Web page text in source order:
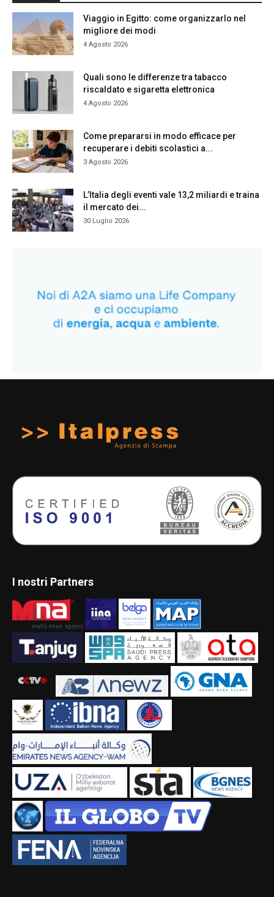
Viaggio in Egitto: come organizzarlo nel
migliore dei modi
4 Agosto 2026
Quali sono le differenze tra tabacco
riscaldato e sigaretta elettronica
4 Agosto 2026
Come prepararsi in modo efficace per
recuperare i debiti scolastici a...
3 Agosto 2026
L’Italia degli eventi vale 13,2 miliardi e traina
il mercato dei...
30 Luglio 2026
I nostri Partners